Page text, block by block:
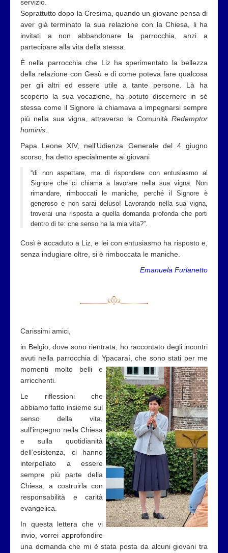
servizio.
Soprattutto dopo la Cresima, quando un giovane pensa di
aver già terminato la sua relazione con la Chiesa, li ha
invitati a non abbandonare la parrocchia, anzi a
partecipare alla vita della stessa.
È nella parrocchia che Liz ha sperimentato la bellezza
della relazione con Gesù e di come poteva fare qualcosa
per gli altri ed essere utile a tante persone. Là ha
scoperto la sua vocazione, ha potuto discernere in sé
stessa come il Signore la chiamava a impegnarsi sempre
più nella sua vigna, attraverso la Comunità Redemptor
hominis.
Papa Leone XIV, nell’Udienza Generale del 4 giugno
scorso, ha detto specialmente ai giovani
“di non aspettare, ma di rispondere con entusiasmo al
Signore che ci chiama a lavorare nella sua vigna. Non
rimandare, rimboccati le maniche, perché il Signore è
generoso e non sarai deluso! Lavorando nella sua vigna,
troverai una risposta a quella domanda profonda che porti
dentro di te: che senso ha la mia vita?”.
Così è accaduto a Liz, e lei con entusiasmo ha risposto e,
senza indugiare oltre, si è rimboccata le maniche.
Emanuela Furlanetto
Carissimi amici,
in Belgio, dove sono rientrata, ho raccontato degli incontri
avuti nella parrocchia di Ypacaraí, che sono stati per me
momenti molto belli e
arricchenti.
Le riflessioni che
abbiamo fatto insieme sul
senso della vita,
sull’impegno nella Chiesa
e sulla quotidianità
dell’esistenza, ci hanno
interpellato a essere
sempre più parte della
Chiesa, a costruirla con
responsabilità e carità
evangelica.
In questa lettera che vi
invio, vorrei approfondire
una domanda che mi è stata posta da alcuni giovani tra